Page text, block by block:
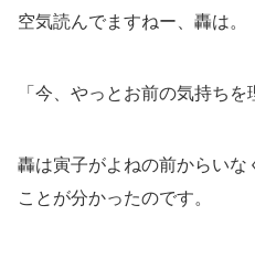
空気読んでますねー、轟は。
「今、やっとお前の気持ちを
轟は寅子がよねの前からいな
ことが分かったのです。